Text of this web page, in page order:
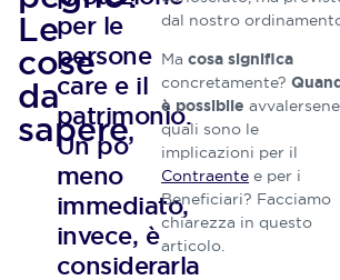
Le
cose
da
sapere
per le
persone
care e il
patrimonio.
Un po’
meno
immediato,
invece, è
considerarla
dal nostro
Ma cosa significa
concretamente?
è possibile
quali sono le
implicazioni per il
Contraente e per i
Beneficiari? Facciamo
chiarezza in questo
articolo.